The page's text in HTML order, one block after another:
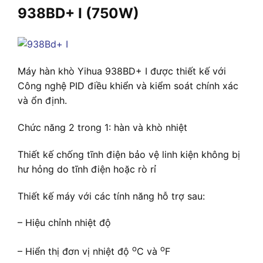
938BD+ I (750W)
Máy hàn khò Yihua 938BD+ I được thiết kế với
Công nghệ PID điều khiển và kiểm soát chính xác
và ổn định.
Chức năng 2 trong 1: hàn và khò nhiệt
Thiết kế chống tĩnh điện bảo vệ linh kiện không bị
hư hỏng do tĩnh điện hoặc rò rỉ
Thiết kế máy với các tính năng hỗ trợ sau:
– Hiệu chỉnh nhiệt độ
– Hiển thị đơn vị nhiệt độ oC và oF